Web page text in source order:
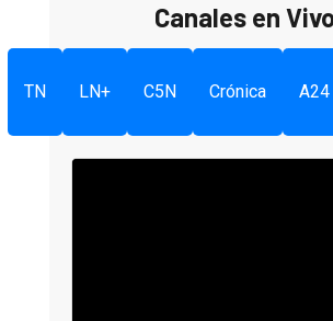
Canales en
TN LN+ C5N Crónica A24